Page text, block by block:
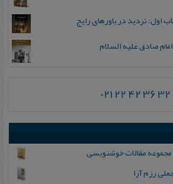
اول: تردید در باورهای رایج
صادق علیه السلام
021 22 42 36 32
مقالات خوشنویسی
رزم‌ آرا